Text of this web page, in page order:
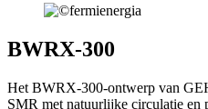
BWRX-300
Het BWRX-300-ontwerp van
SMR met natuurlijke circulatie en